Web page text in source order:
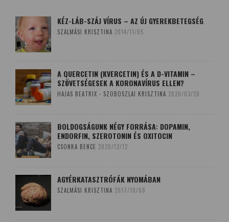
KÉZ-LÁB-SZÁJ VÍRUS – AZ ÚJ GYEREKBETEGSÉG
SZALMÁSI KRISZTINA 2014/11/05
A QUERCETIN (KVERCETIN) ÉS A D-VITAMIN –
SZÖVETSÉGESEK A KORONAVÍRUS ELLEN?
HAJAS BEATRIX - SZOBOSZLAI KRISZTINA 2020/03/20
BOLDOGSÁGUNK NÉGY FORRÁSA: DOPAMIN,
ENDORFIN, SZEROTONIN ÉS OXITOCIN
CSONKA BENCE 2020/12/12
AGYÉRKATASZTRÓFÁK NYOMÁBAN
SZALMÁSI KRISZTINA 2017/10/08